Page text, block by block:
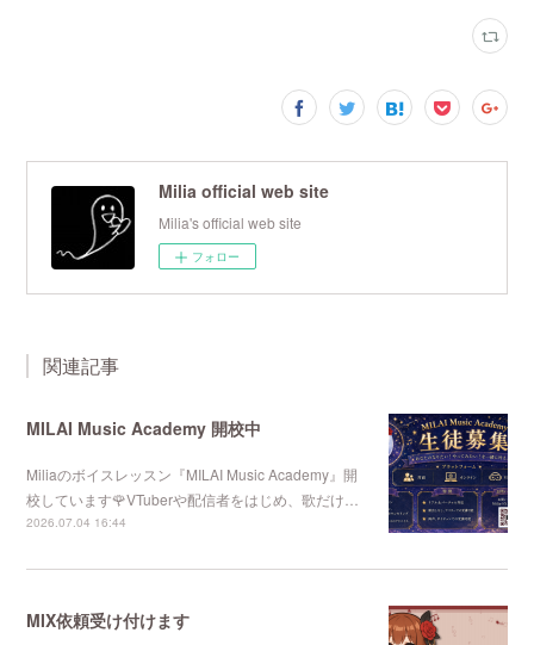
Milia official web site
Milia's official web site
フォロー
関連記事
MILAI Music Academy 開校中
Miliaのボイスレッスン『MILAI Music Academy』開
校しています🌹VTuberや配信者をはじめ、歌だけ…
2026.07.04 16:44
MIX依頼受け付けます